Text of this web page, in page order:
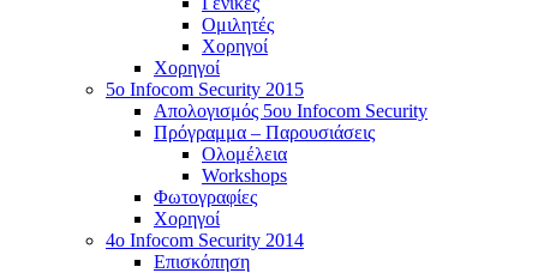
Ομιλητές
Χορηγοί
Χορηγοί
5o Infocom Security 2015
Απολογισμός 5ου Infocom Security
Πρόγραμμα – Παρουσιάσεις
Ολομέλεια
Workshops
Φωτογραφίες
Χορηγοί
4ο Infocom Security 2014
Επισκόπηση